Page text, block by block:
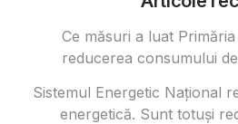
Ce măsuri a luat
reducerea consumului
Sistemul Energetic Național
energetică. Sunt totuși